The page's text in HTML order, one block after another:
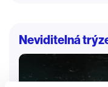
opravdu
rozsáhlé a
k jejich společné
katastrofickou
Neviditelná